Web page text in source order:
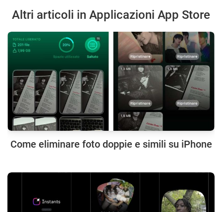
Altri articoli in Applicazioni App Store
Come eliminare foto doppie e simili su iPhone